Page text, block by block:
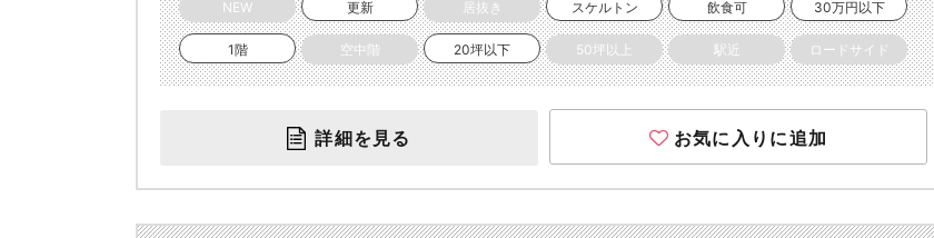
NEW 更新 居抜き スケルトン 飲食可 30万円以下
1階 空中階 20坪以下 50坪以上 駅近 ロードサイド
詳細を見る お気に入りに追加